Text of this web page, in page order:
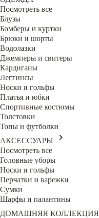
Посмотреть все
Блузы
Бомберы и куртки
Брюки и шорты
Водолазки
Джемперы и свитеры
Кардиганы
Леггинсы
Носки и гольфы
Платья и юбки
Спортивные костюмы
Толстовки
Топы и футболки
АКСЕССУАРЫ
Посмотреть все
Головные уборы
Носки и гольфы
Перчатки и варежки
Сумки
Шарфы и палантины
ДОМАШНЯЯ КОЛЛЕКЦИЯ